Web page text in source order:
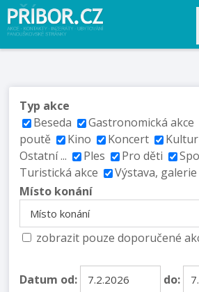
Typ akce
Beseda
Gastronomická akce
poutě
Kino Koncert
Ostatní ...
Ples Pro děti
Turistická akce
Výstava, galerie
Místo konání
zobrazit pouze doporučené
Datum od: do: